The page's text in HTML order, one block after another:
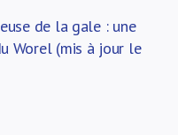
de la gale : une
Worel (mis à jour le